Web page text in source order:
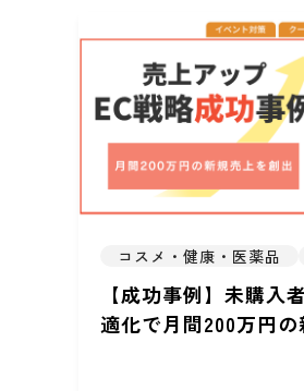
コスメ・健康・医薬品
【成功事例】未購入
適化で月間200万円の